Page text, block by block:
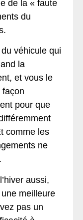
de la « faute
du
véhicule qui
la
et vous le
façon
pour que
comme les
ne
aussi,
meilleure
pas un